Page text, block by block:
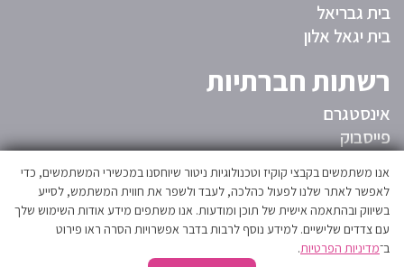
בית גבריאל
בית יגאל אלון
רשתות חברתיות
אינסטגרם
פייסבוק
המועצה
אגפי המועצה
הצהרת נגישות
אנו משתמשים בקבצי קוקיז וטכנולוגיות ניטור שיוחסנו במכשירי המשתמשים, כדי
לאפשר לאתר שלנו לפעול כהלכה, לעבד ולשפר את חווית המשתמש, לסייע
בשיווק ובהתאמה אישית של תוכן ומודעות. אנו משתפים מידע אודות השימוש שלך
עם צדדים שלישיים. למידע נוסף לרבות בדבר אפשרויות הסרה ראו פירוט
ב־מדיניות הפרטיות.